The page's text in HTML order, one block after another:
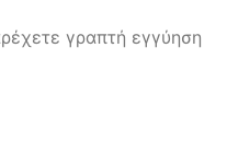
γραπτή εγγύηση